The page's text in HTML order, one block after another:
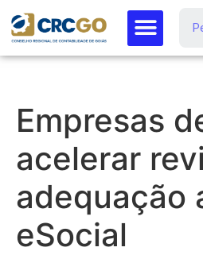
Empresas
acelerar
adequação
eSocial